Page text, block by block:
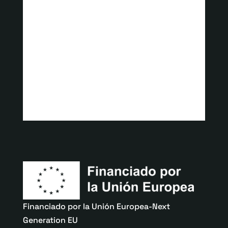
Financiado por la Unión Europea-Next
Generation EU